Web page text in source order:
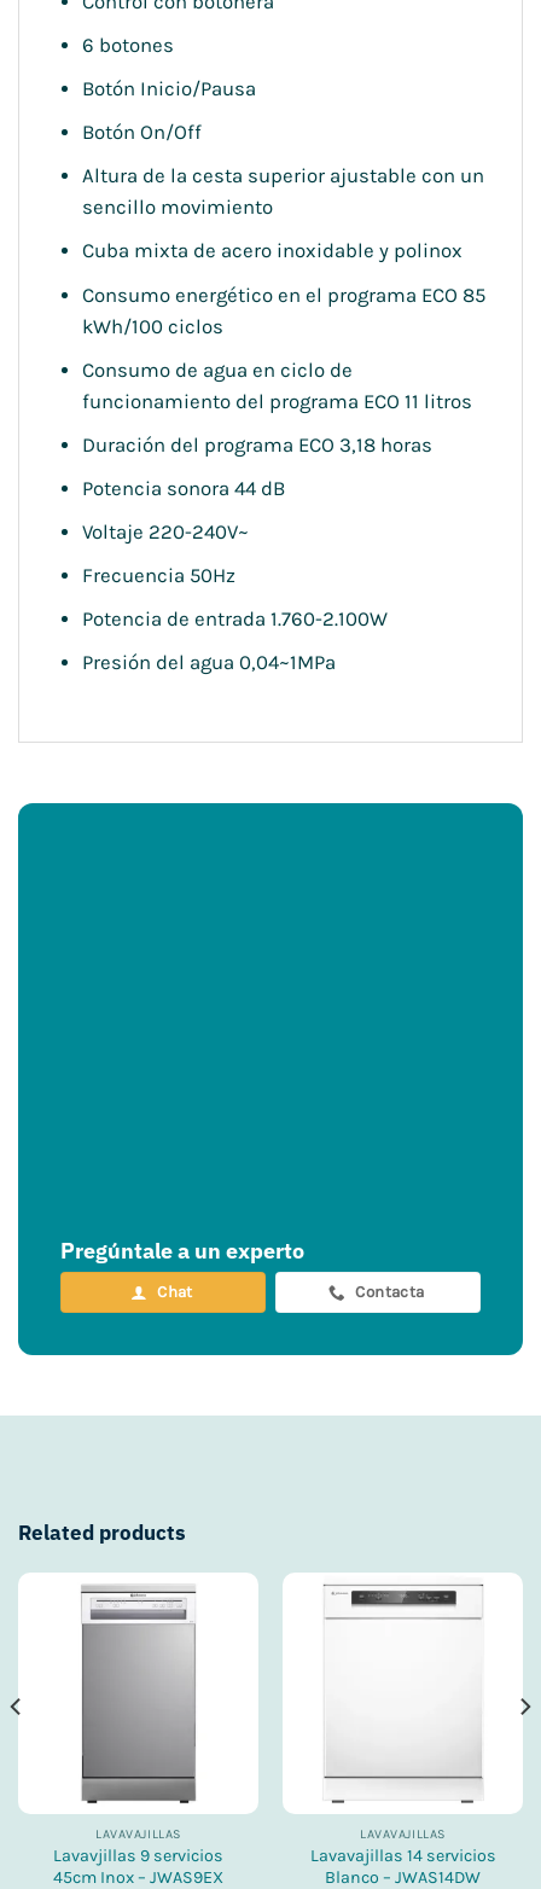
6 botones
Botón Inicio/Pausa
Botón On/Off
Altura de la cesta superior ajustable con un
sencillo movimiento
Cuba mixta de acero inoxidable y polinox
Consumo energético en el programa ECO 85
kWh/100 ciclos
Consumo de agua en ciclo de
funcionamiento del programa ECO 11 litros
Duración del programa ECO 3,18 horas
Potencia sonora 44 dB
Voltaje 220-240V~
Frecuencia 50Hz
Potencia de entrada 1.760-2.100W
Presión del agua 0,04~1MPa
Pregúntale a un experto
Chat Contacta
Related products
LAVAVAJILLAS
Lavavjillas 9 servicios
45cm Inox – JWAS9EX
LAVAVAJILLAS
Lavavajillas 14 servicios
Blanco – JWAS14DW